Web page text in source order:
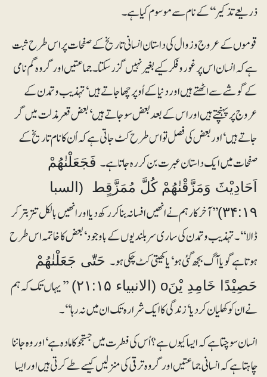
ذریعے تذکیر‘‘ کے نام سے موسوم کیا ہے۔
قوموں کے عروج و زوال کی داستان انسانی تاریخ کے صفحات پر اس طرح ثبت
ہے کہ انسان اس پر غوروفکر کیے بغیر نہیں گزر سکتا۔ جماعتیں اور گروہ گم نامی
کے گوشے سے اٹھتے ہیں اور دنیا کے اُوپر چھا جاتے ہیں‘ تہذیب و تمدن کے
عروج پر پہنچتے ہیں اور اس کے بعد بعض سو جاتے ہیں‘ بعض قعر مذلت میں گر
جاتے ہیں‘ اور بعض کی فصل تو اس طرح کٹ جاتی ہے کہ اُن کا نام تاریخ کے
صفحات میں ایک داستان عبرت بن کر رہ جاتا ہے۔فَجَعَلْنٰھُمْ
اَحَادِیْثَ وَمَزَّقْنٰھُمْ کُلَّ مُمَزَّقٍط (السبا
۳۴:۱۹) ’’آخرکار ہم نے انھیں افسانہ بنا کر رکھ دیا اور انھیں بالکل تتر بتر کر
ڈالا‘‘۔ تہذیب و تمدن کی ساری سربلندیوں کے باوجود‘ بعض کا خاتمہ اس طرح
ہوتا ہے گویا آگ بجھ گئی ہو‘ یا کھیتی کٹ چکی ہو۔حَتّٰی جَعَلْنٰھُمْ
حَصِیْدًا خَامِدِ یْنَo (الانبیاء ۲۱:۱۵)
’’یہاں تک کہ ہم
نے ان کو کھلیان کر دیا‘ زندگی کا ایک شرارہ تک ان میں نہ رہا‘‘۔
انسان سوچتا ہے کہ ایسا کیوں ہے؟ اُس کی فطرت میں جستجو کا مادہ ہے‘ اور وہ جاننا
چاہتا ہے کہ انسانی جماعتیں اور گروہ ترقی کی منزلیں کیسے طے کرتی ہیں اور ایسا